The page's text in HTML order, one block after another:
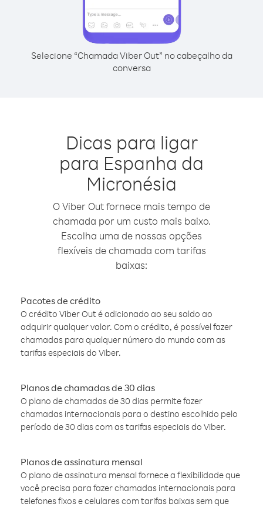
Selecione “Chamada Viber Out” no cabeçalho da
conversa
Dicas para ligar
para Espanha da
Micronésia
O Viber Out fornece mais tempo de
chamada por um custo mais baixo.
Escolha uma de nossas opções
flexíveis de chamada com tarifas
baixas:
Pacotes de crédito
O crédito Viber Out é adicionado ao seu saldo ao
adquirir qualquer valor. Com o crédito, é possível fazer
chamadas para qualquer número do mundo com as
tarifas especiais do Viber.
Planos de chamadas de 30 dias
O plano de chamadas de 30 dias permite fazer
chamadas internacionais para o destino escolhido pelo
período de 30 dias com as tarifas especiais do Viber.
Planos de assinatura mensal
O plano de assinatura mensal fornece a flexibilidade que
você precisa para fazer chamadas internacionais para
telefones fixos e celulares com tarifas baixas sem que